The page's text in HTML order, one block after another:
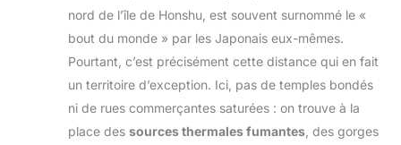
nord de l’île de Honshu, est souvent surnommé le «
bout du monde » par les Japonais eux-mêmes.
Pourtant, c’est précisément cette distance qui en fait
un territoire d’exception. Ici, pas de temples bondés
ni de rues commerçantes saturées : on trouve à la
place des sources thermales fumantes , des gorges